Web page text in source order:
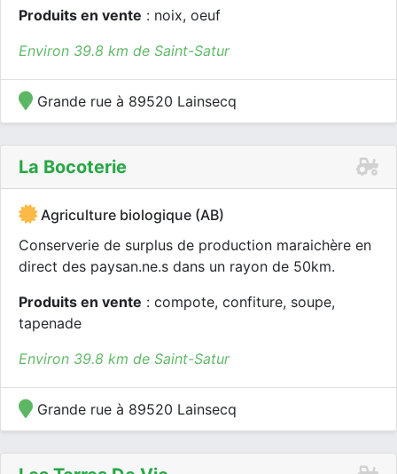
Produits en vente : noix, oeuf
Environ 39.8 km de Saint-Satur
Grande rue à 89520 Lainsecq
La Bocoterie
Agriculture biologique (AB)
Conserverie de surplus de production maraichère en
direct des paysan.ne.s dans un rayon de 50km.
Produits en vente : compote, confiture, soupe,
tapenade
Environ 39.8 km de Saint-Satur
Grande rue à 89520 Lainsecq